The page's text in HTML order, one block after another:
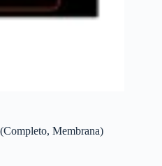
Membrana)